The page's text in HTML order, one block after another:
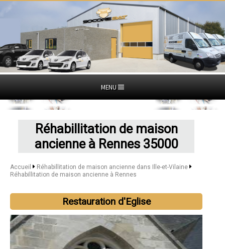
MENU
Réhabillitation de maison
ancienne à Rennes 35000
Accueil
Réhabillitation de maison ancienne dans Ille-et-Vilaine
Réhabillitation de maison ancienne à Rennes
Restauration d'Eglise